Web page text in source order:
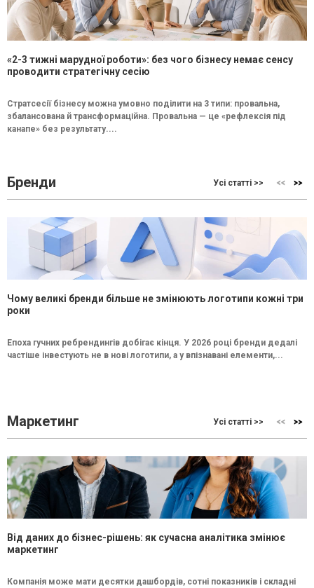
«2-3 тижні марудної роботи»: без чого бізнесу немає сенсу
проводити стратегічну сесію
Стратсесії бізнесу можна умовно поділити на 3 типи: провальна,
збалансована й трансформаційна. Провальна — це «рефлексія під
канапе» без результату....
Бренди Усі статті >>
Чому великі бренди більше не змінюють логотипи кожні три
роки
Епоха гучних ребрендингів добігає кінця. У 2026 році бренди дедалі
частіше інвестують не в нові логотипи, а у впізнавані елементи,...
Маркетинг Усі статті >>
Від даних до бізнес-рішень: як сучасна аналітика змінює
маркетинг
Компанія може мати десятки дашбордів, сотні показників і складні